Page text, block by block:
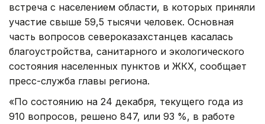
встреча с населением области, в которых приняли
участие свыше 59,5 тысячи человек. Основная
часть вопросов североказахстанцев касалась
благоустройства, санитарного и экологического
состояния населенных пунктов и ЖКХ, сообщает
пресс-служба главы региона.
«По состоянию на 24 декабря, текущего года из
910 вопросов, решено 847, или 93 %, в работе